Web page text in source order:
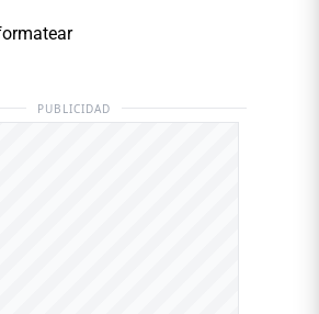
PUBLICIDAD